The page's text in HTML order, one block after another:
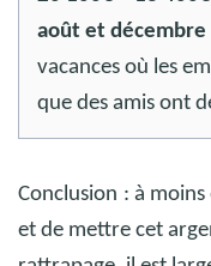
août et décembre
vacances où les
que des amis ont
Conclusion : à
et de mettre cet